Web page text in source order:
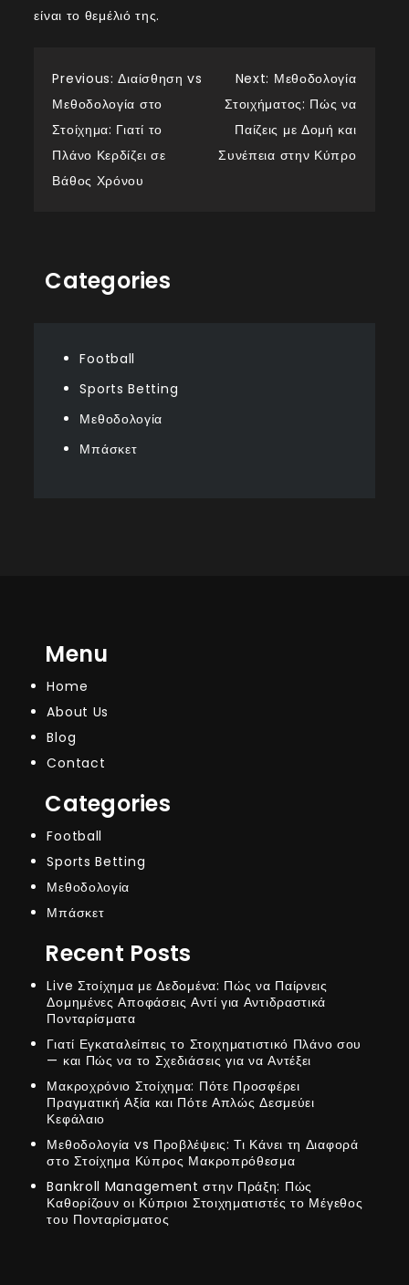
είναι το θεμέλιό της.
Post
navigation
Previous: Διαίσθηση vs
Μεθοδολογία στο
Στοίχημα: Γιατί το
Πλάνο Κερδίζει σε
Βάθος Χρόνου
Next: Μεθοδολογία
Στοιχήματος: Πώς να
Παίζεις με Δομή και
Συνέπεια στην Κύπρο
Categories
Football
Sports Betting
Μεθοδολογία
Μπάσκετ
Menu
Home
About Us
Blog
Contact
Categories
Football
Sports Betting
Μεθοδολογία
Μπάσκετ
Recent Posts
Live Στοίχημα με Δεδομένα: Πώς να Παίρνεις
Δομημένες Αποφάσεις Αντί για Αντιδραστικά
Πονταρίσματα
Γιατί Εγκαταλείπεις το Στοιχηματιστικό Πλάνο σου
— και Πώς να το Σχεδιάσεις για να Αντέξει
Μακροχρόνιο Στοίχημα: Πότε Προσφέρει
Πραγματική Αξία και Πότε Απλώς Δεσμεύει
Κεφάλαιο
Μεθοδολογία vs Προβλέψεις: Τι Κάνει τη Διαφορά
στο Στοίχημα Κύπρος Μακροπρόθεσμα
Bankroll Management στην Πράξη: Πώς
Καθορίζουν οι Κύπριοι Στοιχηματιστές το Μέγεθος
του Πονταρίσματος